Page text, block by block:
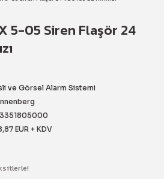
5-05 Siren Flaşör 24
ve Görsel Alarm Sistemi
EUR + KDV